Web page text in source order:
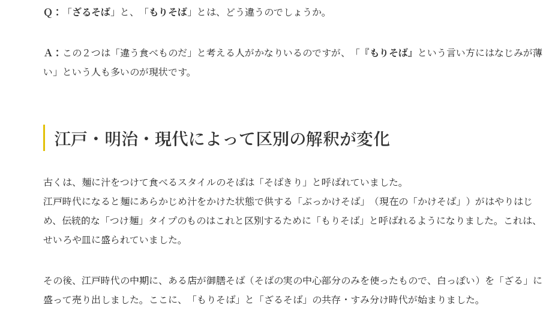
Ｑ： 「ざるそば 」と、「もりそば 」とは、どう違うのでしょうか。
Ａ： この２つは「違う食べものだ」と考える人がかなりいるのですが、「『もりそば』という言い方にはなじみが薄
い」という人も多いのが現状です。
江戸・明治・現代によって区別の解釈が変化
古くは、麺に汁をつけて食べるスタイルのそばは「そばきり」と呼ばれていました。
江戸時代になると麺にあらかじめ汁をかけた状態で供する「ぶっかけそば」（現在の「かけそば」）がはやりはじ
め、伝統的な「つけ麺」タイプのものはこれと区別するために「もりそば」と呼ばれるようになりました。これは、
せいろや皿に盛られていました。
その後、江戸時代の中期に、ある店が御膳そば（そばの実の中心部分のみを使ったもので、白っぽい）を「ざる」に
盛って売り出しました。ここに、「もりそば」と「ざるそば」の共存・すみ分け時代が始まりました。